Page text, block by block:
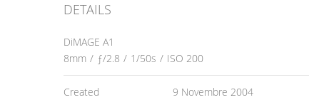
DETAILS
DiMAGE A1
8mm / ƒ/2.8 / 1/50s / ISO 200
Created
9 Novembre 2004